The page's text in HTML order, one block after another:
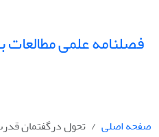
فصلنامه علمی مطالعات
صفحه اصلی تحول درگفتمان